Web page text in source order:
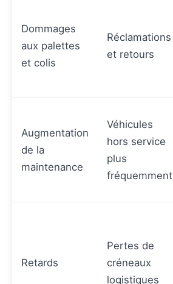
Dommages
aux palettes
et colis
Réclamations
et retours
Augmentation
de la
maintenance
Véhicules
hors service
plus
fréquemment
Retards
Pertes de
créneaux
logistiques